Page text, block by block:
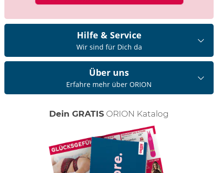
Hilfe & Service
Wir sind für Dich da
Über uns
Erfahre mehr über ORION
Dein GRATIS ORION Katalog